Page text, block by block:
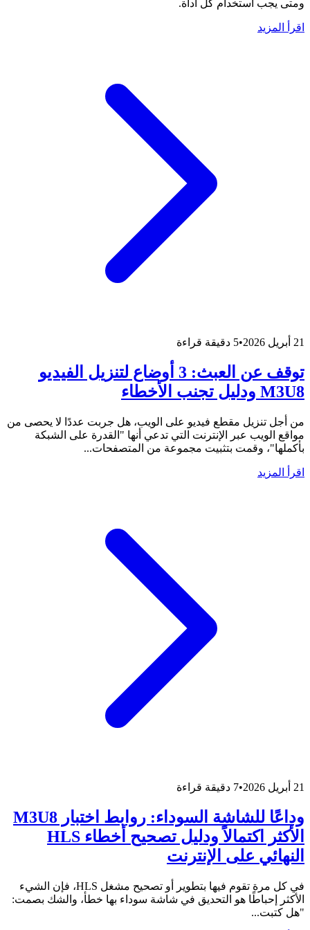
ومتى يجب استخدام كل أداة.
اقرأ المزيد
21 أبريل 2026 •5 دقيقة قراءة
توقف عن العبث: 3 أوضاع لتنزيل الفيديو
M3U8 ودليل تجنب الأخطاء
من أجل تنزيل مقطع فيديو على الويب، هل جربت عددًا لا يحصى من
مواقع الويب عبر الإنترنت التي تدعي أنها "القدرة على الشبكة
بأكملها"، وقمت بتثبيت مجموعة من المتصفحات...
اقرأ المزيد
21 أبريل 2026 •7 دقيقة قراءة
وداعًا للشاشة السوداء: روابط اختبار M3U8
الأكثر اكتمالاً ودليل تصحيح أخطاء HLS
النهائي على الإنترنت
في كل مرة تقوم فيها بتطوير أو تصحيح مشغل HLS، فإن الشيء
الأكثر إحباطًا هو التحديق في شاشة سوداء بها خطأ، والشك بصمت:
"هل كتبت...